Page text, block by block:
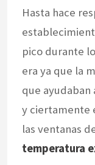
Hasta hace
pico durante
era ya que la
que
y ciertamente
las ventanas
temperatura